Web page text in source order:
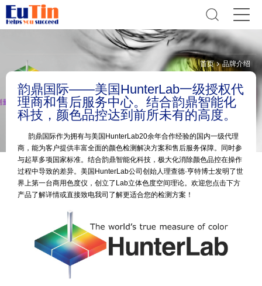
首页 品牌介绍
韵鼎国际——美国HunterLab一级授权代
理商和售后服务中心。结合韵鼎智能化
科技，颜色品控达到前所未有的高度。
韵鼎国际作为拥有与美国HunterLab20余年合作经验的国内一级代理
商，能为客户提供丰富全面的颜色检测解决方案和售后服务保障。同时参
与起草多项国家标准。结合韵鼎智能化科技，极大化消除颜色品控在操作
过程中导致的差异。美国HunterLab公司创始人理查德·亨特博士发明了世
界上第一台商用色度仪，创立了Lab立体色度空间理论。欢迎您点击下方
产品了解详情或直接致电我司了解更适合您的检测方案！